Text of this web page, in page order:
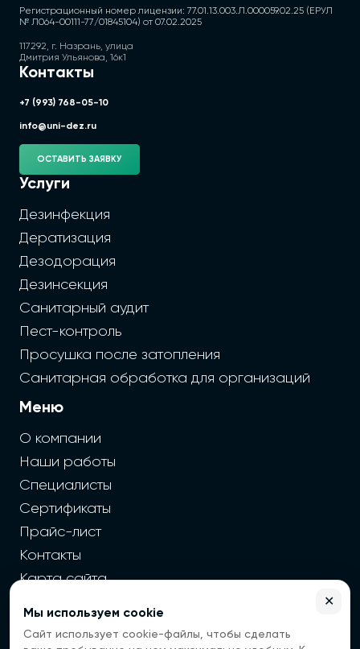
Регистрационный номер лицензии: 77.01.13.003.Л.000059.02.25 (ЕРУЛ
№ Л064-00111-77/01845104) от 07.02.2025
117292, г. Назрань, улица
Дмитрия Ульянова, 16к1
Контакты
+7 (993) 768-05-10
info@uni-dez.ru
ОСТАВИТЬ ЗАЯВКУ
Услуги
Дезинфекция
Дератизация
Дезодорация
Дезинсекция
Санитарный аудит
Пест-контроль
Просушка после затопления
Санитарная обработка для организаций
Меню
О компании
Наши работы
Специалисты
Сертификаты
Прайс-лист
Контакты
Карта сайта
2026 г. Cайт санэпидемстанции — Все права защищены
Мы используем cookie
Сайт использует cookie-файлы, чтобы сделать
✕